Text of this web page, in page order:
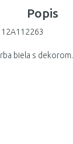
Popis
biela s dekorom.